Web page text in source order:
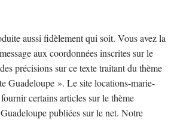
aussi fidèlement qui soit. Vous avez la
aux coordonnées inscrites sur le
précisions sur ce texte traitant du thème
Guadeloupe ». Le site locations-marie-
certains articles sur le thème
publiées sur le net. Notre